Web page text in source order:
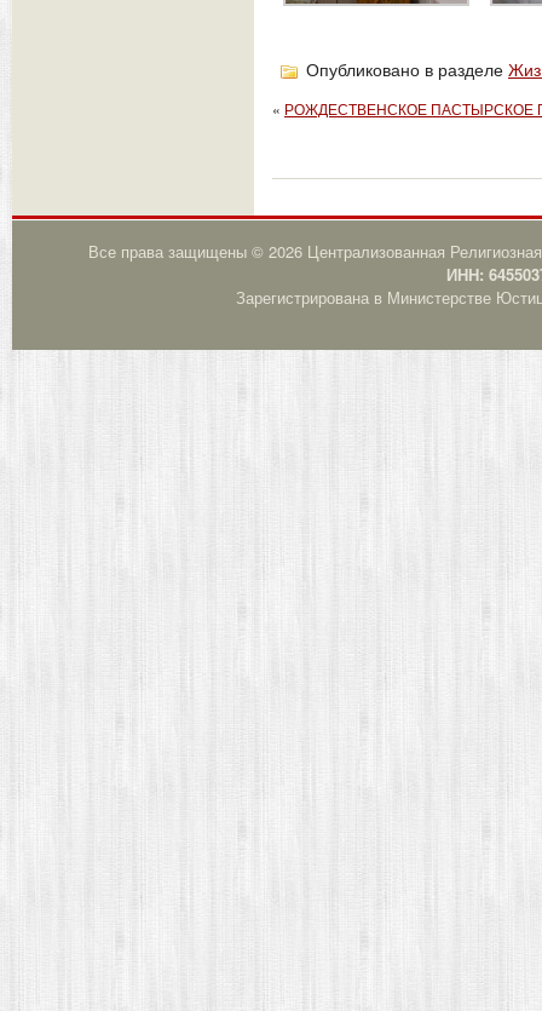
Опубликовано в разделе
« РОЖДЕСТВЕНСКОЕ ПАСТЫРСКОЕ
Все права защищены © 2026 Централизованная
ИНН:
Зарегистрирована в Министерстве